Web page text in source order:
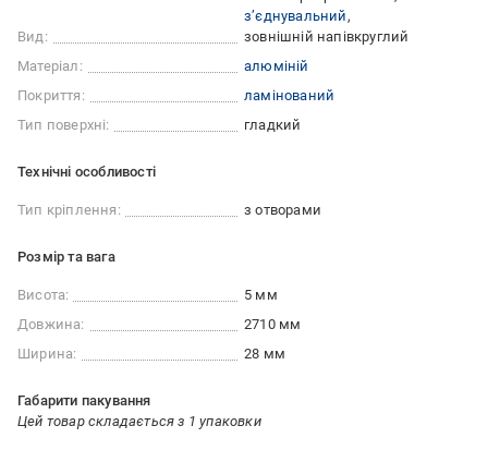
Вид:
з’єднувальний
зовнішній напівкруглий
Матеріал:
алюміній
Покриття:
ламінований
Тип поверхні:
гладкий
Технічні особливості
Тип кріплення: з отворами
Розмір та вага
Висота:
5 мм
Довжина:
2710 мм
Ширина:
28 мм
Габарити пакування
Цей товар складається з 1 упаковки